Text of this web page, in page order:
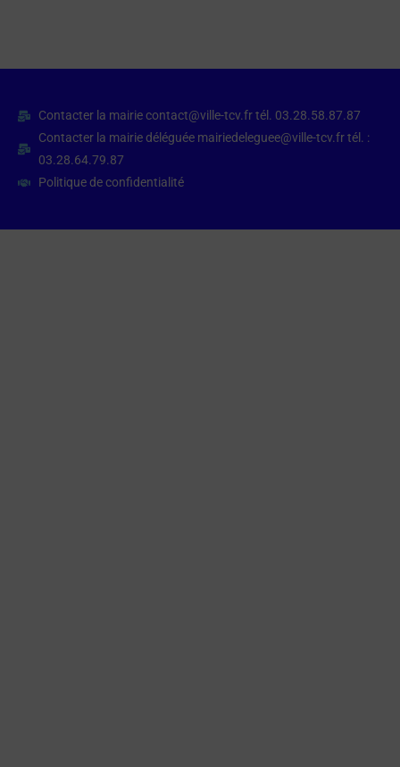
Contacter la mairie contact@ville-tcv.fr tél. 03.28.58.87.87
Contacter la mairie déléguée mairiedeleguee@ville-tcv.fr tél. :
03.28.64.79.87
Politique de confidentialité